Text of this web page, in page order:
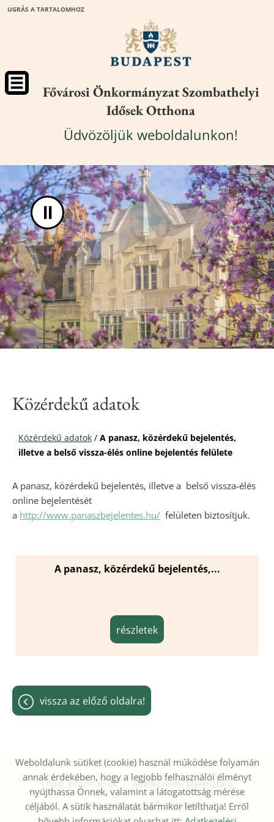
UGRÁS A TARTALOMHOZ
Fővárosi Önkormányzat Szombathelyi
Idősek Otthona
Üdvözöljük weboldalunkon!
II
Közérdekű adatok
Közérdekű adatok / A panasz, közérdekű bejelentés,
illetve a belső vissza-élés online bejelentés felülete
A panasz, közérdekű bejelentés, illetve a belső vissza-élés
online bejelentését
a http://www.panaszbejelentes.hu/ felületen biztosítjuk.
A panasz, közérdekű bejelentés,...
részletek
vissza az előző oldalra!
Oldal információk
Adatkezelési tájékoztató
Impresszum
Sütik kezelése
Weboldalunk sütiket (cookie) használ működése folyamán
annak érdekében, hogy a legjobb felhasználói élményt
nyújthassa Önnek, valamint a látogatottság mérése
céljából. A sütik használatát bármikor letilthatja! Erről